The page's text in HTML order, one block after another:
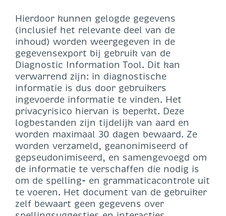
Hierdoor kunnen gelogde gegevens
(inclusief het relevante deel van de
inhoud) worden weergegeven in de
gegevensexport bij gebruik van de
Diagnostic Information Tool. Dit kan
verwarrend zijn: in diagnostische
informatie is dus door gebruikers
ingevoerde informatie te vinden. Het
privacyrisico hiervan is beperkt. Deze
logbestanden zijn tijdelijk van aard en
worden maximaal 30 dagen bewaard. Ze
worden verzameld, geanonimiseerd of
gepseudonimiseerd, en samengevoegd om
de informatie te verschaffen die nodig is
om de spelling- en grammaticacontrole uit
te voeren. Het document van de gebruiker
zelf bewaart geen gegevens over